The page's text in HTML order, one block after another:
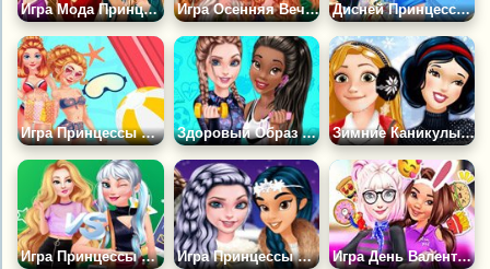
Игра Мода Принцесс в Инстаграме Игра Осенняя Вечеринка Принцесс Дисней Принцессы в Группе Поддержки
Игра Принцессы Диснея в Аквапарке Здоровый Образ Жизни Принцесс Зимние Каникулы Дисней Принцесс
Игра Принцессы Диснея: Старшеклассницы Игра Принцессы Катаются на Коньках Игра День Валентина Эльзы и Моаны